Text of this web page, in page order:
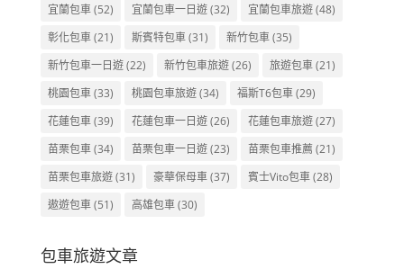
宜蘭包車(52) 宜蘭包車一日遊(32) 宜蘭包車旅遊(48)
彰化包車(21) 斯賓特包車(31) 新竹包車(35)
新竹包車一日遊(22) 新竹包車旅遊(26) 旅遊包車(21)
桃園包車(33) 桃園包車旅遊(34) 福斯T6包車(29)
花蓮包車(39) 花蓮包車一日遊(26) 花蓮包車旅遊(27)
苗栗包車(34) 苗栗包車一日遊(23) 苗栗包車推薦(21)
苗栗包車旅遊(31) 豪華保母車(37) 賓士Vito包車(28)
遨遊包車(51) 高雄包車(30)
包車旅遊文章